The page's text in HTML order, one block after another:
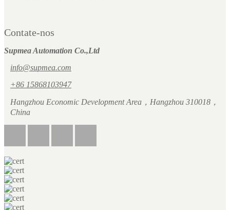
Contate-nos
Supmea Automation Co.,Ltd
info@supmea.com
+86 15868103947
Hangzhou Economic Development Area，Hangzhou 310018，
China